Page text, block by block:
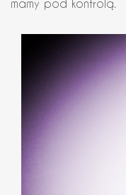
mamy pod kontrolą.